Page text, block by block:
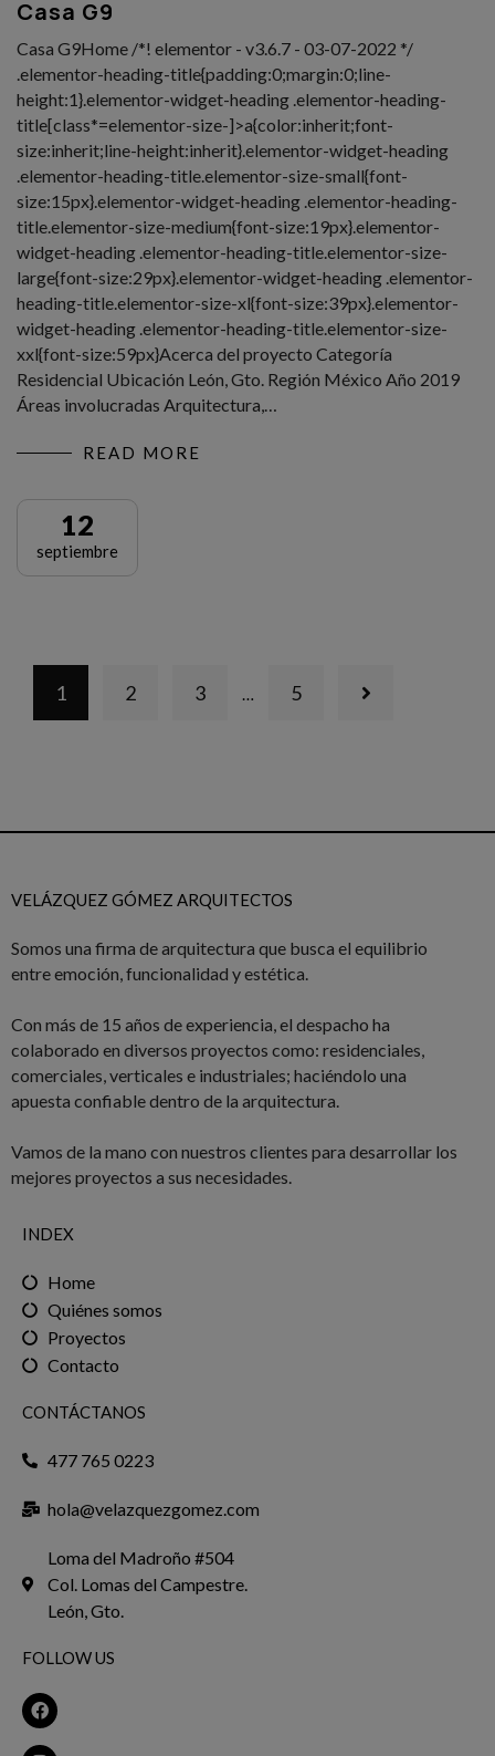
Casa G9
Casa G9Home /*! elementor - v3.6.7 - 03-07-2022 */
.elementor-heading-title{padding:0;margin:0;line-
height:1}.elementor-widget-heading .elementor-heading-
title[class*=elementor-size-]>a{color:inherit;font-
size:inherit;line-height:inherit}.elementor-widget-heading
.elementor-heading-title.elementor-size-small{font-
size:15px}.elementor-widget-heading .elementor-heading-
title.elementor-size-medium{font-size:19px}.elementor-
widget-heading .elementor-heading-title.elementor-size-
large{font-size:29px}.elementor-widget-heading .elementor-
heading-title.elementor-size-xl{font-size:39px}.elementor-
widget-heading .elementor-heading-title.elementor-size-
xxl{font-size:59px}Acerca del proyecto Categoría
Residencial Ubicación León, Gto. Región México Año 2019
Áreas involucradas Arquitectura,…
READ MORE
12
septiembre
1 2 3 … 5
VELÁZQUEZ GÓMEZ ARQUITECTOS
Somos una firma de arquitectura que busca el equilibrio
entre emoción, funcionalidad y estética.
Con más de 15 años de experiencia, el despacho ha
colaborado en diversos proyectos como: residenciales,
comerciales, verticales e industriales; haciéndolo una
apuesta confiable dentro de la arquitectura.
Vamos de la mano con nuestros clientes para desarrollar los
mejores proyectos a sus necesidades.
INDEX
Home
Quiénes somos
Proyectos
Contacto
CONTÁCTANOS
477 765 0223
hola@velazquezgomez.com
Loma del Madroño #504
Col. Lomas del Campestre.
León, Gto.
FOLLOW US